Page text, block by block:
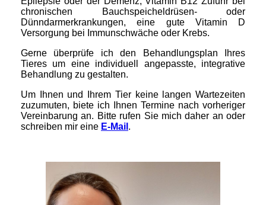
chronischen Bauchspeicheldrüsen- oder
Dünndarmerkrankungen, eine gute Vitamin D
Versorgung bei Immunschwäche oder Krebs.
Gerne überprüfe ich den Behandlungsplan Ihres
Tieres um eine individuell angepasste, integrative
Behandlung zu gestalten.
Um Ihnen und Ihrem Tier keine langen Wartezeiten
zuzumuten, biete ich Ihnen Termine nach vorheriger
Vereinbarung an. Bitte rufen Sie mich daher an oder
schreiben mir eine E-Mail .